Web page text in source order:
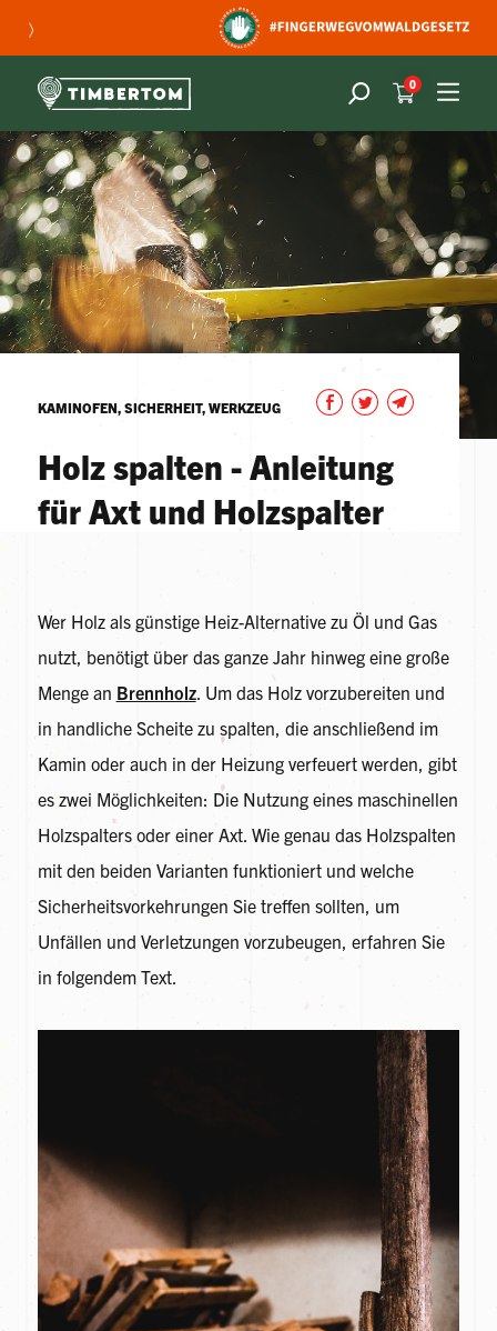
〉
0
KAMINOFEN, SICHERHEIT, WERKZEUG
Holz spalten - Anleitung
für Axt und Holzspalter
Wer Holz als günstige Heiz-Alternative zu Öl und Gas
nutzt, benötigt über das ganze Jahr hinweg eine große
Menge an Brennholz. Um das Holz vorzubereiten und
in handliche Scheite zu spalten, die anschließend im
Kamin oder auch in der Heizung verfeuert werden, gibt
es zwei Möglichkeiten: Die Nutzung eines maschinellen
Holzspalters oder einer Axt. Wie genau das Holzspalten
mit den beiden Varianten funktioniert und welche
Sicherheitsvorkehrungen Sie treffen sollten, um
Unfällen und Verletzungen vorzubeugen, erfahren Sie
in folgendem Text.